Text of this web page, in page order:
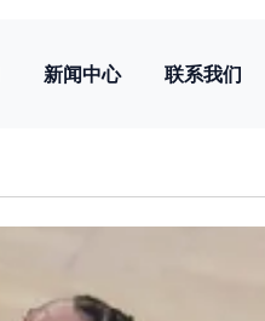
新闻中心 联系我们